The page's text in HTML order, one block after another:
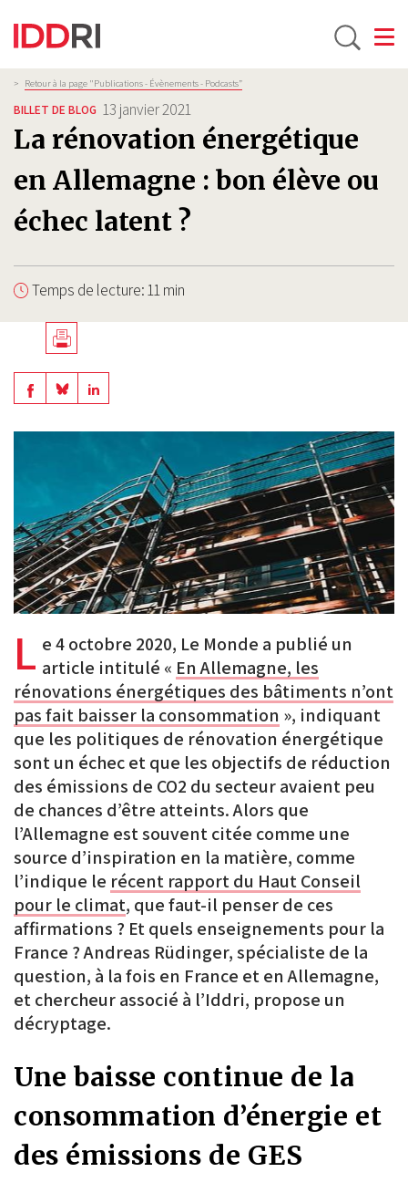
Aller
au
contenu
principal
Fil
d'Ariane
> Retour à la page "Publications - Évènements - Podcasts”
BILLET DE BLOG 13 janvier 2021
La rénovation énergétique
en Allemagne : bon élève ou
échec latent ?
Temps de lecture: 11 min
Télécharger
en
Share
on
ShareShare
Linkedin
L e 4 octobre 2020, Le Monde a publié un
article intitulé « En Allemagne, les
rénovations énergétiques des bâtiments n’ont
pas fait baisser la consommation », indiquant
que les politiques de rénovation énergétique
sont un échec et que les objectifs de réduction
des émissions de CO2 du secteur avaient peu
de chances d’être atteints. Alors que
l’Allemagne est souvent citée comme une
source d’inspiration en la matière, comme
l’indique le récent rapport du Haut Conseil
pour le climat, que faut-il penser de ces
affirmations ? Et quels enseignements pour la
France ? Andreas Rüdinger, spécialiste de la
question, à la fois en France et en Allemagne,
et chercheur associé à l’Iddri, propose un
décryptage.
Une baisse continue de la
consommation d’énergie et
des émissions de GES